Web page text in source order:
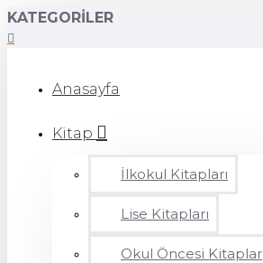
KATEGORILER
Anasayfa
Kitap
İlkokul Kitapları
Lise Kitapları
Okul Öncesi Kitaplar